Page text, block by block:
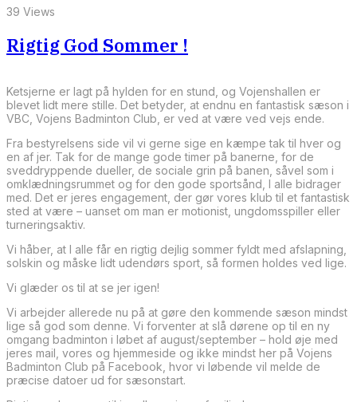
39 Views
Rigtig God Sommer !
Ketsjerne er lagt på hylden for en stund, og Vojenshallen er
blevet lidt mere stille. Det betyder, at endnu en fantastisk sæson i
VBC, Vojens Badminton Club, er ved at være ved vejs ende.
Fra bestyrelsens side vil vi gerne sige en kæmpe tak til hver og
en af jer. Tak for de mange gode timer på banerne, for de
sveddryppende dueller, de sociale grin på banen, såvel som i
omklædningsrummet og for den gode sportsånd, I alle bidrager
med. Det er jeres engagement, der gør vores klub til et fantastisk
sted at være – uanset om man er motionist, ungdomsspiller eller
turneringsaktiv.
Vi håber, at I alle får en rigtig dejlig sommer fyldt med afslapning,
solskin og måske lidt udendørs sport, så formen holdes ved lige.
Vi glæder os til at se jer igen!
Vi arbejder allerede nu på at gøre den kommende sæson mindst
lige så god som denne. Vi forventer at slå dørene op til en ny
omgang badminton i løbet af august/september – hold øje med
jeres mail, vores og hjemmeside og ikke mindst her på Vojens
Badminton Club på Facebook, hvor vi løbende vil melde de
præcise datoer ud for sæsonstart.